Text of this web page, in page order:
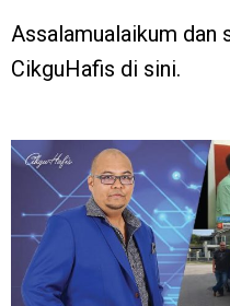
Assalamualaikum dan
CikguHafis di sini.